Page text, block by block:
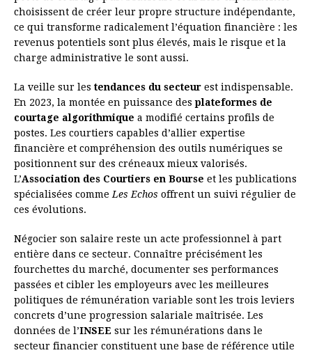
choisissent de créer leur propre structure indépendante,
ce qui transforme radicalement l’équation financière : les
revenus potentiels sont plus élevés, mais le risque et la
charge administrative le sont aussi.
La veille sur les tendances du secteur est indispensable.
En 2023, la montée en puissance des plateformes de
courtage algorithmique a modifié certains profils de
postes. Les courtiers capables d’allier expertise
financière et compréhension des outils numériques se
positionnent sur des créneaux mieux valorisés.
L’Association des Courtiers en Bourse et les publications
spécialisées commeLes Echos offrent un suivi régulier de
ces évolutions.
Négocier son salaire reste un acte professionnel à part
entière dans ce secteur. Connaître précisément les
fourchettes du marché, documenter ses performances
passées et cibler les employeurs avec les meilleures
politiques de rémunération variable sont les trois leviers
concrets d’une progression salariale maîtrisée. Les
données de l’INSEE sur les rémunérations dans le
secteur financier constituent une base de référence utile